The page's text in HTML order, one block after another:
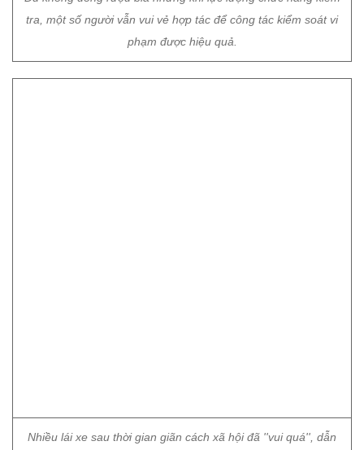
Chỉ huy Phòng CSGT Công an TP Hà Nội cho biết:
"Việc các đơn vị phụ trách tuyến, địa bàn ở huyện